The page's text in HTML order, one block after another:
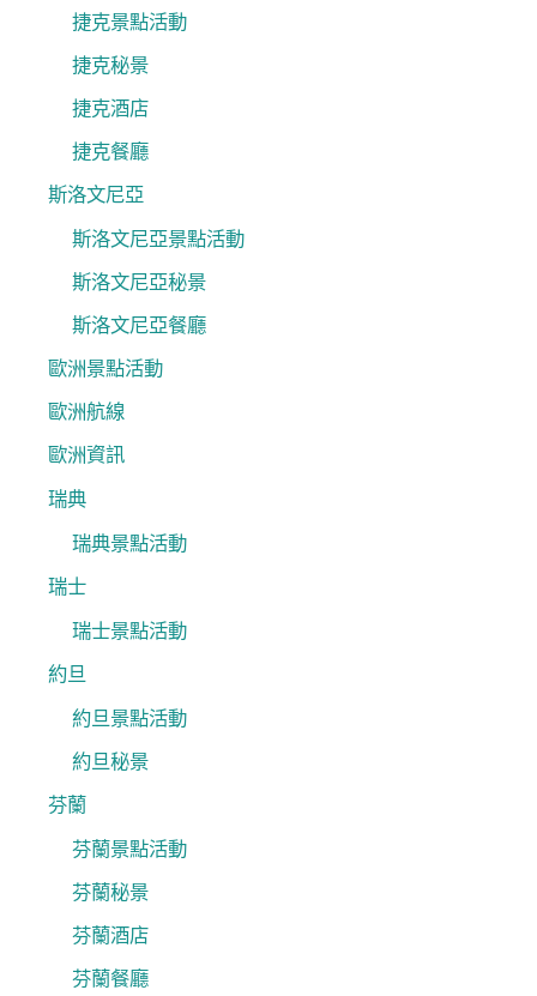
捷克景點活動
捷克秘景
捷克酒店
捷克餐廳
斯洛文尼亞
斯洛文尼亞景點活動
斯洛文尼亞秘景
斯洛文尼亞餐廳
歐洲景點活動
歐洲航線
歐洲資訊
瑞典
瑞典景點活動
瑞士
瑞士景點活動
約旦
約旦景點活動
約旦秘景
芬蘭
芬蘭景點活動
芬蘭秘景
芬蘭酒店
芬蘭餐廳